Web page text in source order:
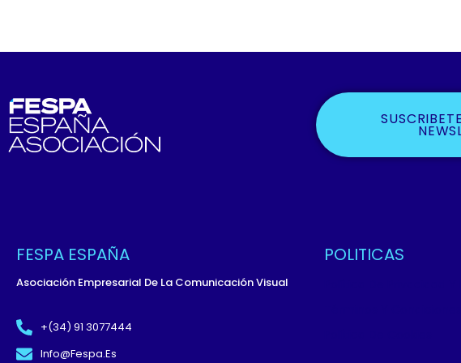
FESPA ESPAÑA
Asociación Empresarial De La Comunicación Visual
+(34) 91 3077444
Info@fespa.es
POLITICAS